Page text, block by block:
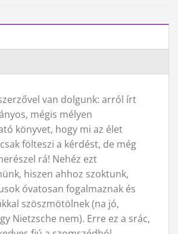
van dolgunk: arról írt
mégis mélyen
könyvet, hogy mi az élet
fölteszi a kérdést, de még
rá! Nehéz ezt
hiszen ahhoz szoktunk,
óvatosan fogalmaznak és
szöszmötölnek (na jó,
Nietzsche nem). Erre ez a srác,